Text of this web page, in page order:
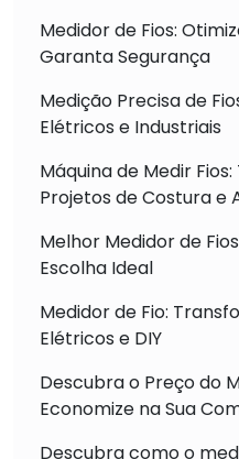
Medidor de Fios:
Garanta Segurança
Medição Precisa de
Elétricos e Industriais
Máquina de Medir
Projetos de Costura e
Melhor Medidor de
Escolha Ideal
Medidor de Fio:
Elétricos e DIY
Descubra o Preço do
Economize na Sua
Descubra como o